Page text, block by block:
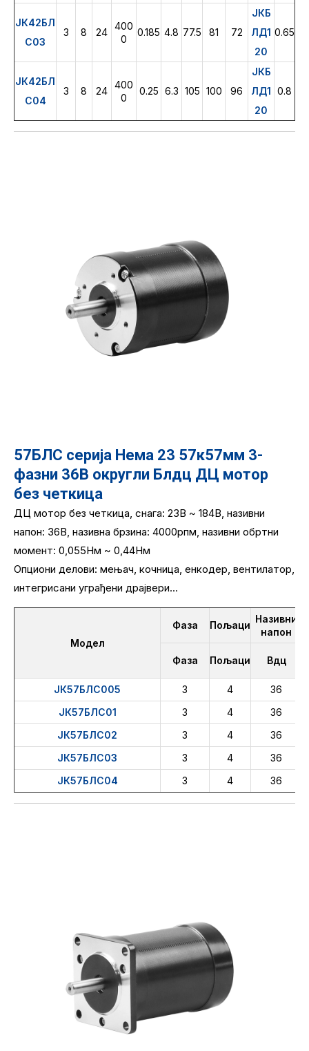
ЈК42БЛ
С03
3 8 24
400
0
0.185 4.8 77.5 81 72
ЈКБ
ЛД1
20
0.65
ЈК42БЛ
С04
3 8 24
400
0
0.25 6.3 105 100 96
ЈКБ
ЛД1
20
0.8
57БЛС серија Нема 23 57к57мм 3-
фазни 36В округли Блдц ДЦ мотор
без четкица
ДЦ мотор без четкица, снага: 23В ~ 184В, називни
напон: 36В, називна брзина: 4000рпм, називни обртни
момент: 0,055Нм ~ 0,44Нм
Опциони делови: мењач, кочница, енкодер, вентилатор,
интегрисани уграђени драјвери...
Модел
Фаза Пољаци
Називни
напон
Фаза Пољаци Вдц
ЈК57БЛС005 3 4
36
ЈК57БЛС01
3 4
36
ЈК57БЛС02
3 4
36
ЈК57БЛС03
3 4
36
ЈК57БЛС04
3 4 36